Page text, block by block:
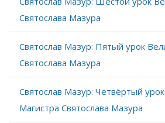
Святослава Мазура
Святослав Мазур: Пятый урок
Святослава Мазура
Святослав Мазур: Четвёртый
Магистра Святослава Мазура